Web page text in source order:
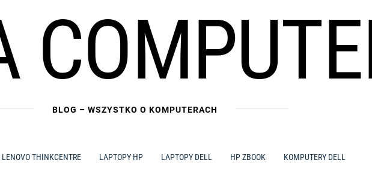
BLOG – WSZYSTKO O KOMPUTERACH
LENOVO THINKCENTRE LAPTOPY HP LAPTOPY DELL HP ZBOOK KOMPUTERY DELL